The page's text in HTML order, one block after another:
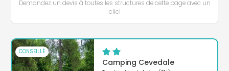
Demandez un devis à toutes les structures de cette page avec un
clic!
CONSEILLÉ
Camping Cevedale